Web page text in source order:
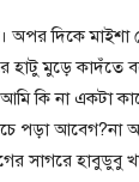
দিকে মাইশা
হাটু মুড়ে কাদঁতে
কি না একটা
পড়া আবেগ?না
সাগরে হাবুডুবু